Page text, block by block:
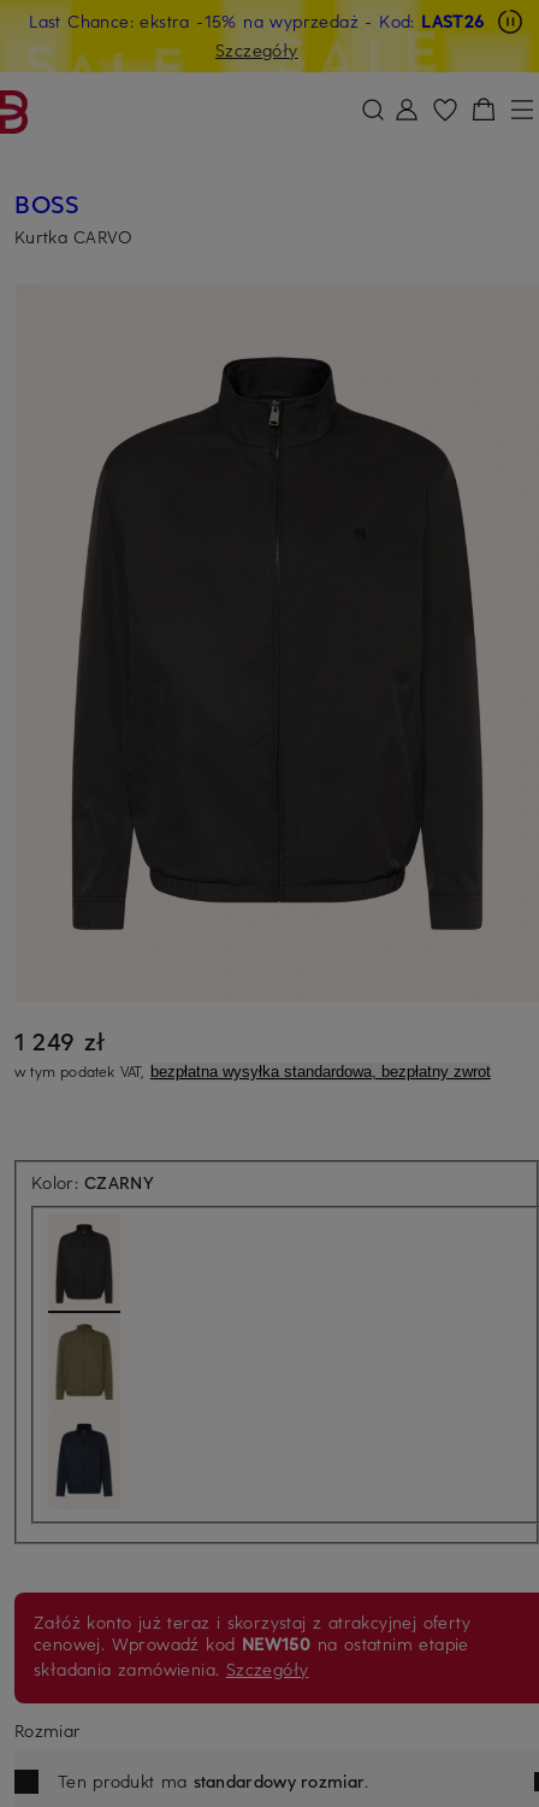
PRZEJDŹ DO GŁÓWNEJ TREŚCI PRZEJDŹ DO WYSZUKIWANIA
Last Chance: ekstra -15% na wyprzedaż - Kod: LAST26
Szczegóły
BOSS
Kurtka CARVO
1 249 zł
w tym podatek VAT, bezpłatna wysyłka standardowa, bezpłatny zwrot
Kolor:CZARNY
Załóż konto już teraz i skorzystaj z atrakcyjnej oferty
cenowej. Wprowadź kod NEW150 na ostatnim etapie
składania zamówienia. Szczegóły
Rozmiar
Ten produkt ma standardowy rozmiar.